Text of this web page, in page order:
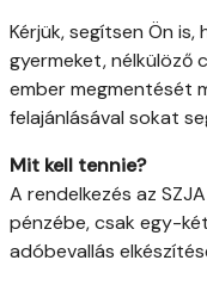
Kérjük, segítsen Ön
gyermeket, nélkülöző
ember megmentését
felajánlásával sokat
Mit kell tennie?
A rendelkezés az
pénzébe, csak egy-
adóbevallás